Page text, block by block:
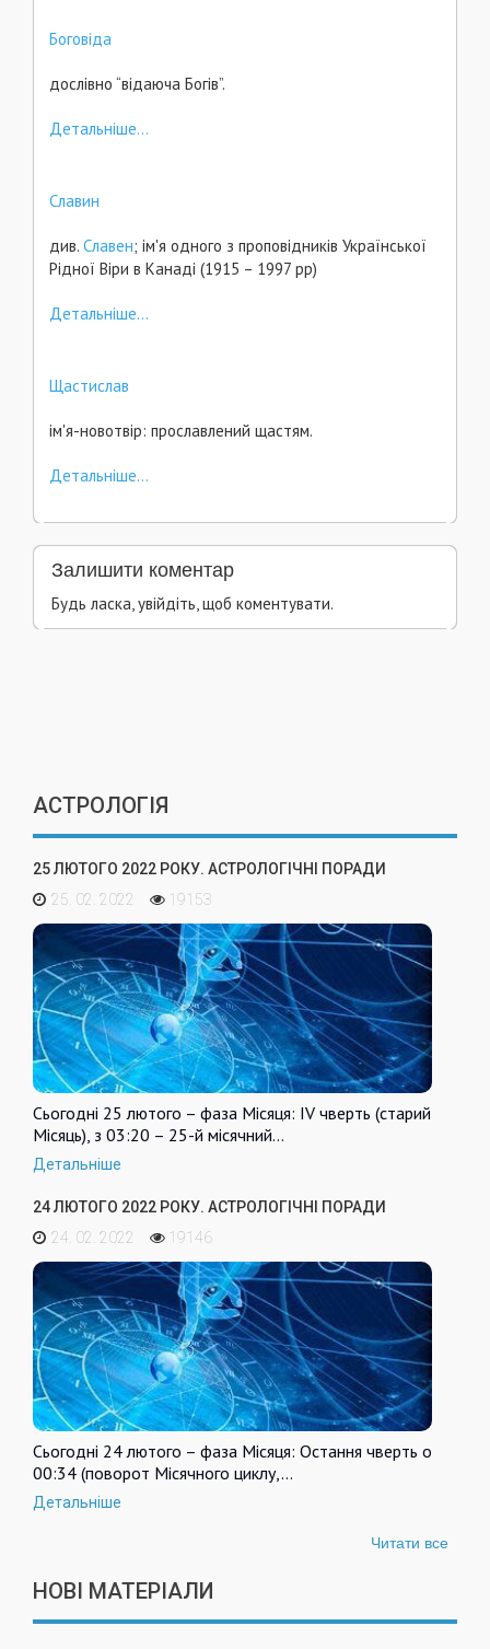
Боговіда
дослівно “відаюча Богів”.
Детальніше...
Славин
див. Славен; ім'я одного з проповідників Української
Рідної Віри в Канаді (1915 – 1997 рр)
Детальніше...
Щастислав
ім'я-новотвір: прославлений щастям.
Детальніше...
Залишити коментар
Будь ласка, увійдіть, щоб коментувати.
АСТРОЛОГІЯ
25 ЛЮТОГО 2022 РОКУ. АСТРОЛОГІЧНІ ПОРАДИ
25. 02. 2022
19153
Сьогодні 25 лютого – фаза Місяця: IV чверть (старий
Місяць), з 03:20 – 25-й місячний…
Детальніше
24 ЛЮТОГО 2022 РОКУ. АСТРОЛОГІЧНІ ПОРАДИ
24. 02. 2022
19146
Сьогодні 24 лютого – фаза Місяця: Остання чверть о
00:34 (поворот Місячного циклу,…
Детальніше
Читати все
НОВІ МАТЕРІАЛИ